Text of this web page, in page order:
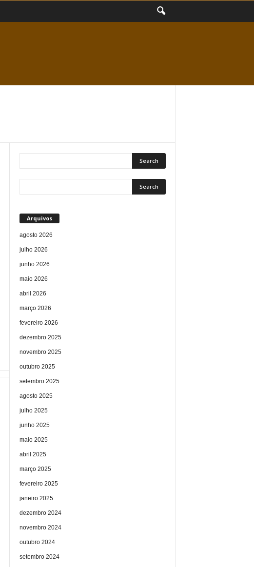
Arquivos
agosto 2026
julho 2026
junho 2026
maio 2026
abril 2026
março 2026
fevereiro 2026
dezembro 2025
novembro 2025
outubro 2025
setembro 2025
agosto 2025
julho 2025
junho 2025
maio 2025
abril 2025
março 2025
fevereiro 2025
janeiro 2025
dezembro 2024
novembro 2024
outubro 2024
setembro 2024